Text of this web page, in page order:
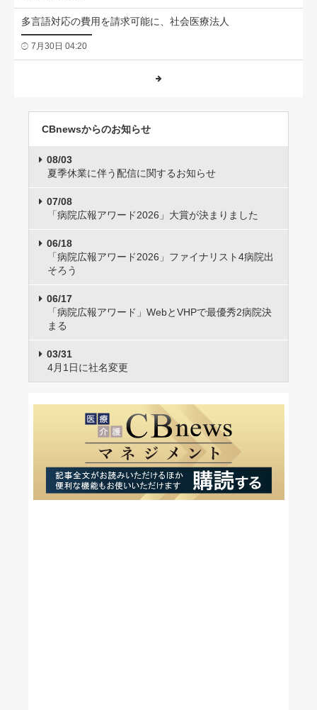
多言語対応の費用を請求可能に、社会医療法人
7月30日 04:20
CBnewsからのお知らせ
08/03
夏季休業に伴う配信に関するお知らせ
07/08
「病院広報アワード2026」大賞が決まりました
06/18
「病院広報アワード2026」ファイナリスト4病院出
そろう
06/17
「病院広報アワード」WebとVHPで最優秀2病院決
まる
03/31
4月1日に社名変更